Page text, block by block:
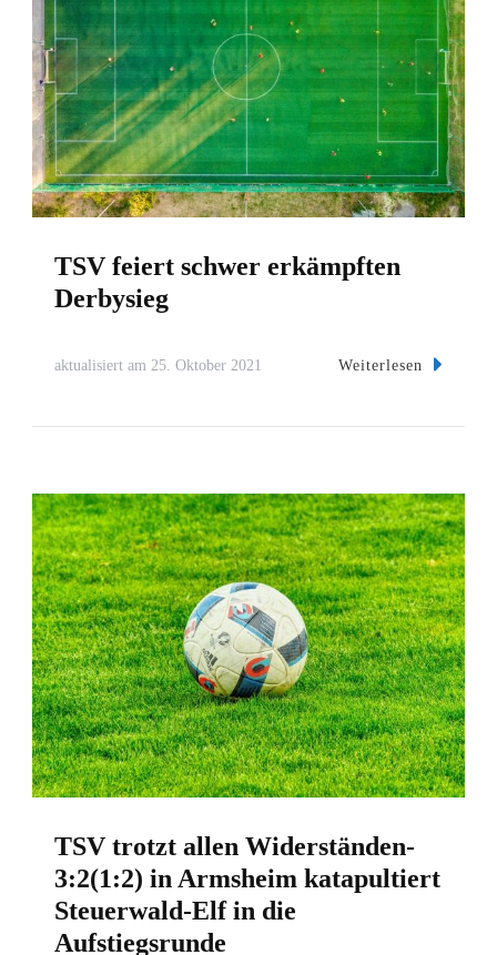
TSV feiert schwer erkämpften
Derbysieg
aktualisiert am 25. Oktober 2021 Weiterlesen
TSV trotzt allen Widerständen-
3:2(1:2) in Armsheim katapultiert
Steuerwald-Elf in die
Aufstiegsrunde